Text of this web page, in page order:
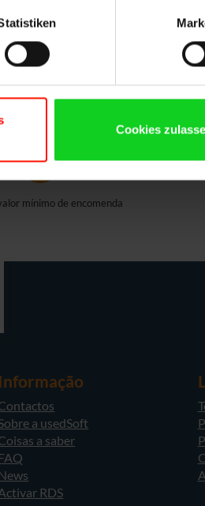
Cookies
mínimo de encomenda
Informação
a usedSoft
a saber
RDS